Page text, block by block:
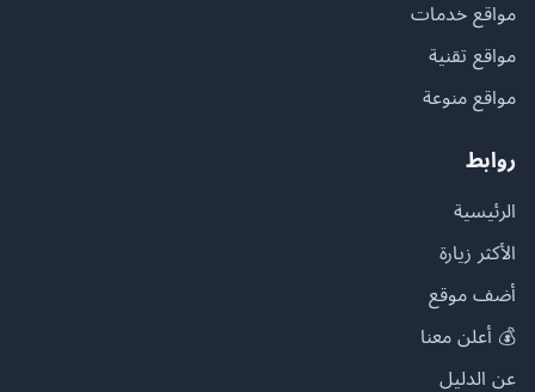
مواقع خدمات
مواقع تقنية
مواقع منوعة
روابط
الرئيسية
الأكثر زيارة
أضف موقع
💰 أعلن معنا
عن الدليل